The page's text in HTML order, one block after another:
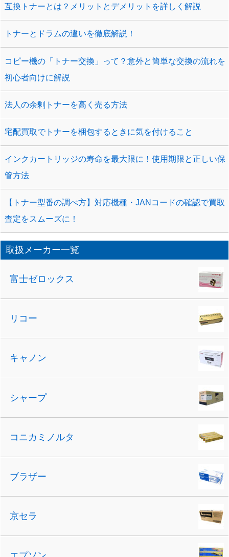
互換トナーとは？メリットとデメリットを詳しく解説
トナーとドラムの違いを徹底解説！
コピー機の「トナー交換」って？意外と簡単な交換の流れを
初心者向けに解説
法人の余剰トナーを高く売る方法
宅配買取でトナーを梱包するときに気を付けること
インクカートリッジの寿命を最大限に！使用期限と正しい保
管方法
【トナー型番の調べ方】対応機種・JANコードの確認で買取
査定をスムーズに！
取扱メーカー一覧
富士ゼロックス
リコー
キャノン
シャープ
コニカミノルタ
ブラザー
京セラ